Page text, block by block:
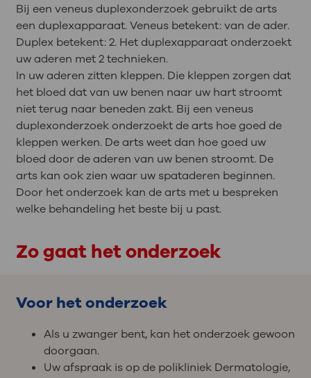
Bij een veneus duplexonderzoek gebruikt de arts
een duplexapparaat. Veneus betekent: van de ader.
Duplex betekent: 2. Het duplexapparaat onderzoekt
uw aderen met 2 technieken.
In uw aderen zitten kleppen. Die kleppen zorgen dat
het bloed dat van uw benen naar uw hart stroomt
niet terug naar beneden zakt. Bij een veneus
duplexonderzoek onderzoekt de arts hoe goed de
kleppen werken. De arts weet dan hoe goed uw
bloed door de aderen van uw benen stroomt. De
arts kan ook zien waar uw spataderen beginnen.
Door het onderzoek kan de arts met u bespreken
welke behandeling het beste bij u past.
Zo gaat het onderzoek
Voor het onderzoek
Als u zwanger bent, kan het onderzoek gewoon
doorgaan.
Uw afspraak is op de polikliniek Dermatologie,